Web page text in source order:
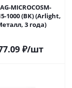
MICROCOSM-
1000 (BK) (Arlight,
3 года)
₽/шт